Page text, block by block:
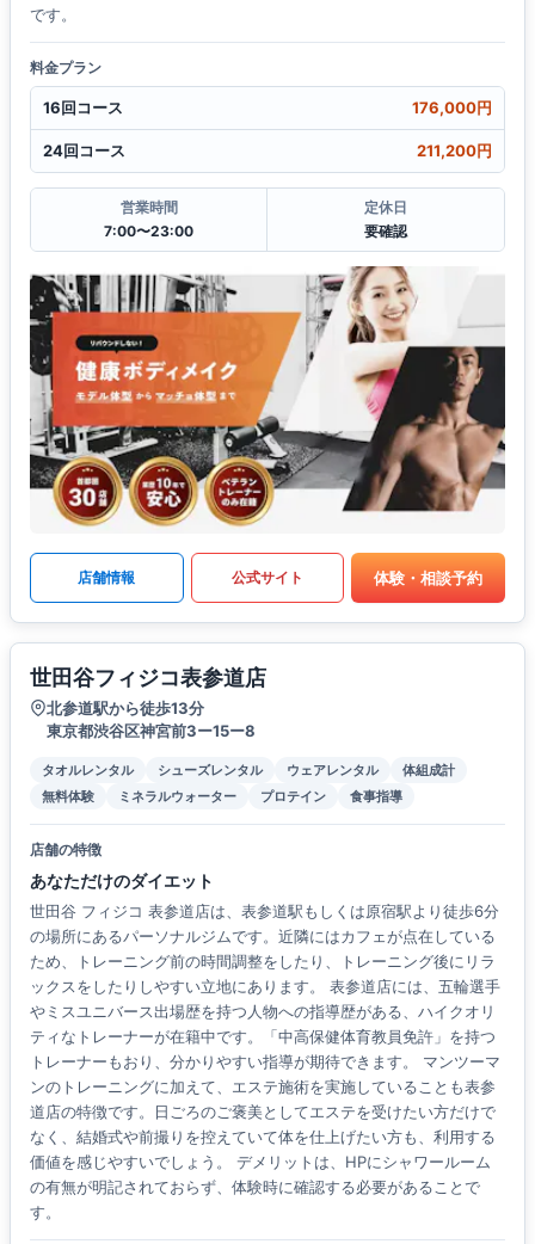
です。
料金プラン
16回コース 176,000円
24回コース 211,200円
営業時間
7:00〜23:00
定休日
要確認
店舗情報 公式サイト 体験・相談予約
世田谷フィジコ表参道店
北参道駅から徒歩13分
東京都渋谷区神宮前3ー15ー8
タオルレンタル シューズレンタル ウェアレンタル
体組成計
無料体験
ミネラルウォーター プロテイン 食事指導
店舗の特徴
あなただけのダイエット
世田谷 フィジコ 表参道店は、表参道駅もしくは原宿駅より徒歩6分
の場所にあるパーソナルジムです。近隣にはカフェが点在している
ため、トレーニング前の時間調整をしたり、トレーニング後にリラ
ックスをしたりしやすい立地にあります。 表参道店には、五輪選手
やミスユニバース出場歴を持つ人物への指導歴がある、ハイクオリ
ティなトレーナーが在籍中です。「中高保健体育教員免許」を持つ
トレーナーもおり、分かりやすい指導が期待できます。 マンツーマ
ンのトレーニングに加えて、エステ施術を実施していることも表参
道店の特徴です。日ごろのご褒美としてエステを受けたい方だけで
なく、結婚式や前撮りを控えていて体を仕上げたい方も、利用する
価値を感じやすいでしょう。 デメリットは、HPにシャワールーム
の有無が明記されておらず、体験時に確認する必要があることで
す。